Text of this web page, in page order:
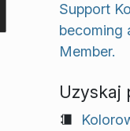
Support
becoming
Member.
Uzyskaj